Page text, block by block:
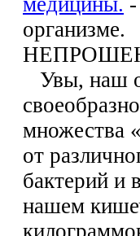
организме.
Увы, наш
множества
от
бактерий и
нашем